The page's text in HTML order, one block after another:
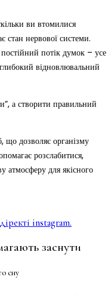
ви втомилися
стан нервової системи.
потік думок – усе
відновлювальний
а створити правильний
що дозволяє організму
розслабитися,
атмосферу для якісного
діректі instagram.
заснути
сну